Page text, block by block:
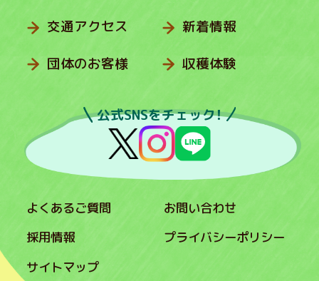
交通アクセス
団体のお客様
新着情報
収穫体験
公式SNSをチェック！
よくあるご質問
お問い合わせ
採用情報
プライバシーポリシー
サイトマップ